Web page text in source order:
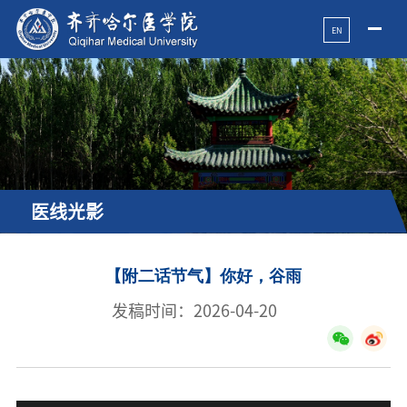
EN
医线光影
【附二话节气】你好，谷雨
发稿时间：2026-04-20